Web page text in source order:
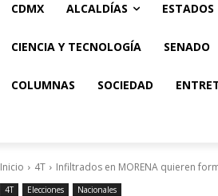
CDMX ALCALDÍAS ESTADOS
CIENCIA Y TECNOLOGÍA SENADO
COLUMNAS SOCIEDAD
Inicio 4T Infiltrados en MORENA quieren
4T Elecciones Nacionales